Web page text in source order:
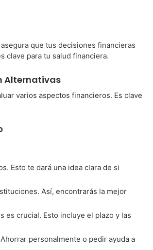
que tus decisiones financieras
clave para tu salud financiera.
Alternativas
varios aspectos financieros. Es clave
Esto te dará una idea clara de si
Así, encontrarás la mejor
es crucial. Esto incluye el plazo y las
personalmente o pedir ayuda a